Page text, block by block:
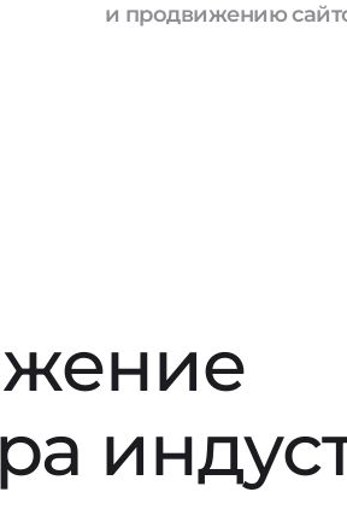
и продвижению